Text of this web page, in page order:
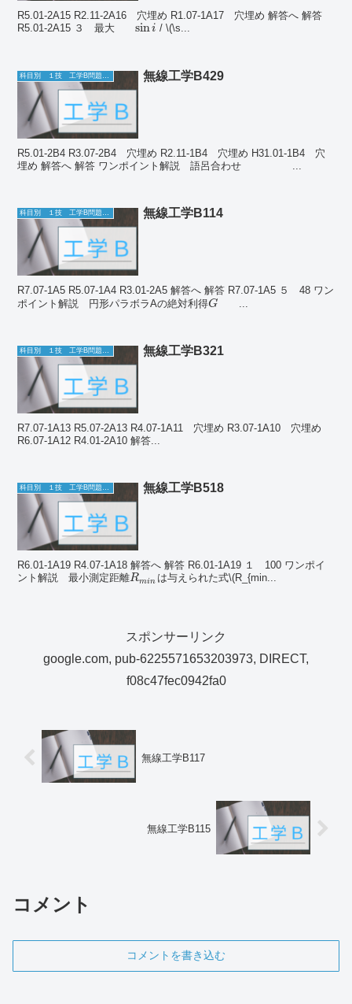
R5.01-2A15 R2.11-2A16 穴埋め R1.07-1A17 穴埋め 解答へ 解答
R5.01-2A15 ３ 最大sini / \(\s...
無線工学B429
R5.01-2B4 R3.07-2B4 穴埋め R2.11-1B4 穴埋め H31.01-1B4 穴
埋め 解答へ 解答 ワンポイント解説 語呂合わせ ...
科目別 １技 工学B問題一覧 無線工学B114
R7.07-1A5 R5.07-1A4 R3.01-2A5 解答へ 解答 R7.07-1A5 ５ 48 ワン
ポイント解説 円形パラボラAの絶対利得G
無線工学B321
R7.07-1A13 R5.07-2A13 R4.07-1A11 穴埋め R3.07-1A10 穴埋め
R6.07-1A12 R4.01-2A10 解答...
科目別 １技 工学B問題一覧 無線工学B518
R6.01-1A19 R4.07-1A18 解答へ 解答 R6.01-1A19 １ 100 ワンポイ
ント解説 最小測定距離Rmin は与えられた式\(R_{min...
スポンサーリンク
google.com, pub-6225571653203973, DIRECT,
f08c47fec0942fa0
無線工学B117
無線工学B115
コメント
コメントを書き込む